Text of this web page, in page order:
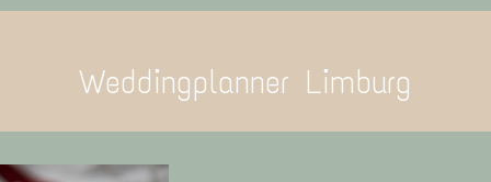
Weddingplanner Limburg